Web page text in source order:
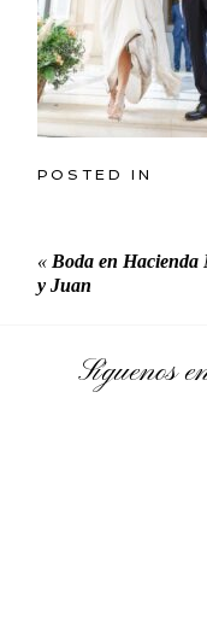
POSTED IN
« Boda en
y Juan
Síguenos